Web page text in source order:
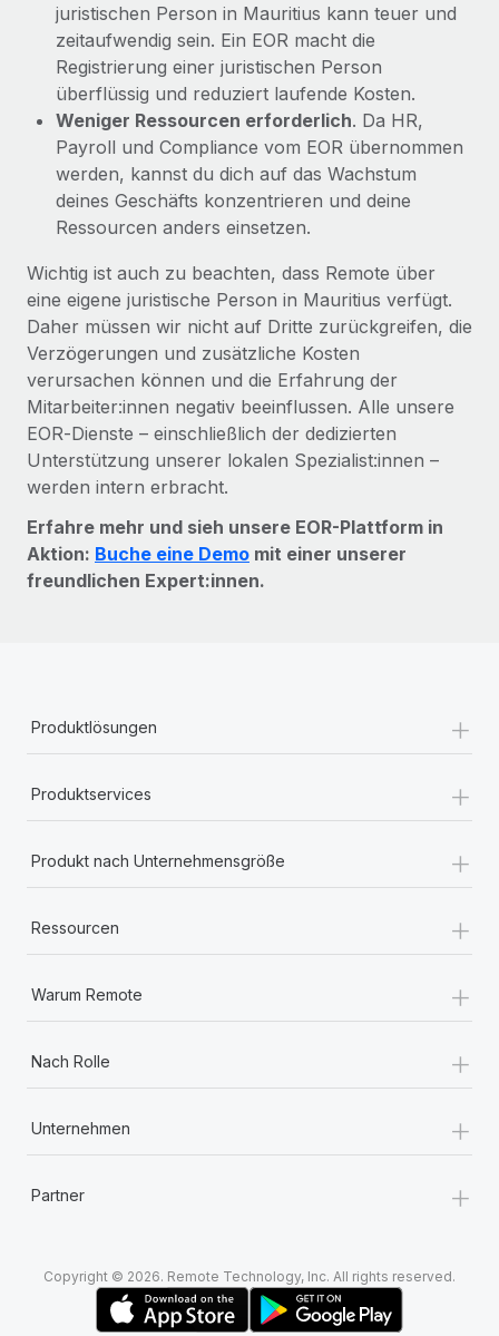
juristischen Person in Mauritius kann teuer und
zeitaufwendig sein. Ein EOR macht die
Registrierung einer juristischen Person
überflüssig und reduziert laufende Kosten.
Weniger Ressourcen erforderlich. Da HR,
Payroll und Compliance vom EOR übernommen
werden, kannst du dich auf das Wachstum
deines Geschäfts konzentrieren und deine
Ressourcen anders einsetzen.
Wichtig ist auch zu beachten, dass Remote über
eine eigene juristische Person in Mauritius verfügt.
Daher müssen wir nicht auf Dritte zurückgreifen, die
Verzögerungen und zusätzliche Kosten
verursachen können und die Erfahrung der
Mitarbeiter:innen negativ beeinflussen. Alle unsere
EOR‑Dienste – einschließlich der dedizierten
Unterstützung unserer lokalen Spezialist:innen –
werden intern erbracht.
Erfahre mehr und sieh unsere EOR-Plattform in
Aktion: Buche eine Demo mit einer unserer
freundlichen Expert:innen.
Produktlösungen +
Produktservices +
Produkt nach Unternehmensgröße +
Ressourcen +
Warum Remote +
Nach Rolle +
Unternehmen +
Partner +
Copyright © 2026. Remote Technology, Inc. All rights reserved.